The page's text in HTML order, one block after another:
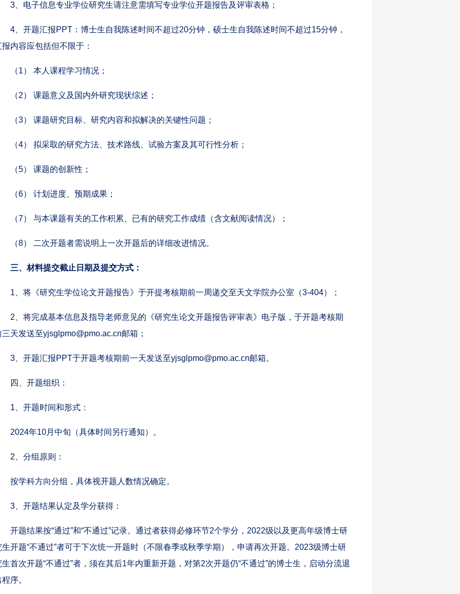
3、电子信息专业学位研究生请注意需填写专业学位开题报告及评审表格；
4、开题汇报PPT：博士生自我陈述时间不超过20分钟，硕士生自我陈述时间不超过15分钟，
报内容应包括但不限于：
（1） 本人课程学习情况；
（2） 课题意义及国内外研究现状综述；
（3） 课题研究目标、研究内容和拟解决的关键性问题；
（4） 拟采取的研究方法、技术路线、试验方案及其可行性分析；
（5） 课题的创新性；
（6） 计划进度、预期成果；
（7） 与本课题有关的工作积累、已有的研究工作成绩（含文献阅读情况）；
（8） 二次开题者需说明上一次开题后的详细改进情况。
三、材料提交截止日期及提交方式：
1、将《研究生学位论文开题报告》于开提考核期前一周递交至天文学院办公室（3-404）；
2、将完成基本信息及指导老师意见的《研究生论文开题报告评审表》电子版，于开题考核期
三天发送至yjsglpmo@pmo.ac.cn邮箱；
3、开题汇报PPT于开题考核期前一天发送至yjsglpmo@pmo.ac.cn邮箱。
四、开题组织：
1、开题时间和形式：
2024年10月中旬（具体时间另行通知）。
2、分组原则：
按学科方向分组，具体视开题人数情况确定。
3、开题结果认定及学分获得：
开题结果按“通过”和“不通过”记录。通过者获得必修环节2个学分，2022级以及更高年级博士研
生开题“不通过”者可于下次统一开题时（不限春季或秋季学期），申请再次开题。2023级博士研
生首次开题“不通过”者，须在其后1年内重新开题，对第2次开题仍“不通过”的博士生，启动分流退
序。